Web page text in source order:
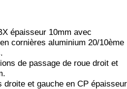
épaisseur 10mm avec
cornières aluminium 20/10ème
de passage de roue droit et
droite et gauche en CP épaisseur